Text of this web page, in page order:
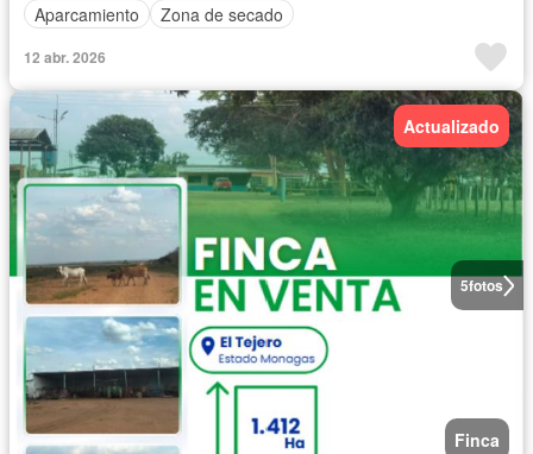
Aparcamiento
Zona de secado
12 abr. 2026
5fotos
Actualizado
Finca